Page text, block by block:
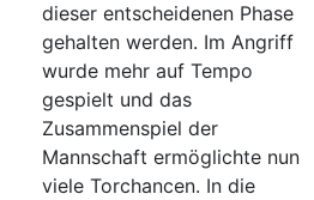
dieser entscheidenen Phase
gehalten werden. Im Angriff
wurde mehr auf Tempo
gespielt und das
Zusammenspiel der
Mannschaft ermöglichte nun
viele Torchancen. In die